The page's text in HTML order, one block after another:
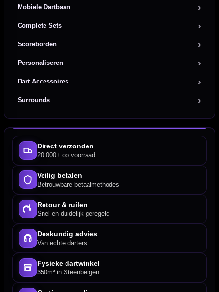
Mobiele Dartbaan
Complete Sets
Scoreborden
Personaliseren
Dart Accessoires
Surrounds
Direct verzonden
20.000+ op voorraad
Veilig betalen
Betrouwbare betaalmethodes
Retour & ruilen
Snel en duidelijk geregeld
Deskundig advies
Van echte darters
Fysieke dartwinkel
350m² in Steenbergen